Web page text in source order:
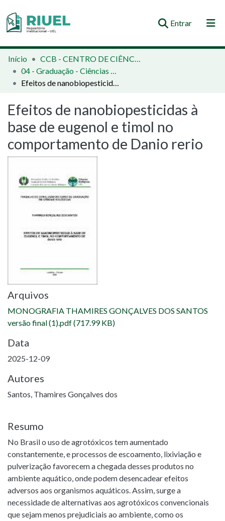
Entrar(current)
Orientações e Normas
Comunidades e Coleções
Estatísticas
Início
CCB - CENTRO DE CIÊNCIAS BIOLÓGICAS
04 - Graduação - Ciências Biológicas
Efeitos de nanobiopesticidas à base de eugenol e timol no comportamento de Danio rerio
Efeitos de nanobiopesticidas à
base de eugenol e timol no
comportamento de Danio rerio
Arquivos
MONOGRAFIA THAMIRES GONÇALVES DOS SANTOS
versão final (1).pdf(717.99 KB)
Data
2025-12-09
Autores
Santos, Thamires Gonçalves dos
Resumo
No Brasil o uso de agrotóxicos tem aumentado
constantemente, e processos de escoamento, lixiviação e
pulverização favorecem a chegada desses produtos no
ambiente aquático, onde podem desencadear efeitos
adversos aos organismos aquáticos. Assim, surge a
necessidade de alternativas aos agrotóxicos convencionais
que sejam menos prejudiciais ao ambiente, como os